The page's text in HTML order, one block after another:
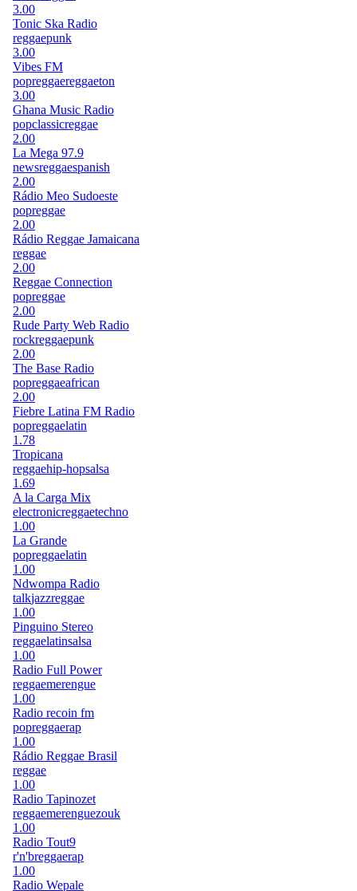
3.00
Tonic Ska Radio
reggaepunk
3.00
Vibes FM
popreggaereggaeton
3.00
Ghana Music Radio
popclassicreggae
2.00
La Mega 97.9
newsreggaespanish
2.00
Rádio Meo Sudoeste
popreggae
2.00
Rádio Reggae Jamaicana
reggae
2.00
Reggae Connection
popreggae
2.00
Rude Party Web Radio
rockreggaepunk
2.00
The Base Radio
popreggaeafrican
2.00
Fiebre Latina FM Radio
popreggaelatin
1.78
Tropicana
reggaehip-hopsalsa
1.69
A la Carga Mix
electronicreggaetechno
1.00
La Grande
popreggaelatin
1.00
Ndwompa Radio
talkjazzreggae
1.00
Pinguino Stereo
reggaelatinsalsa
1.00
Radio Full Power
reggaemerengue
1.00
Radio recoin fm
popreggaerap
1.00
Rádio Reggae Brasil
reggae
1.00
Radio Tapinozet
reggaemerenguezouk
1.00
Radio Tout9
r'n'breggaerap
1.00
Radio Wepale